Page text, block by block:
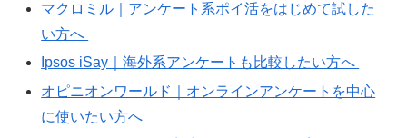
マクロミル｜アンケート系ポイ活をはじめて試した
い方へ
Ipsos iSay｜海外系アンケートも比較したい方へ
オピニオンワールド｜オンラインアンケートを中心
に使いたい方へ